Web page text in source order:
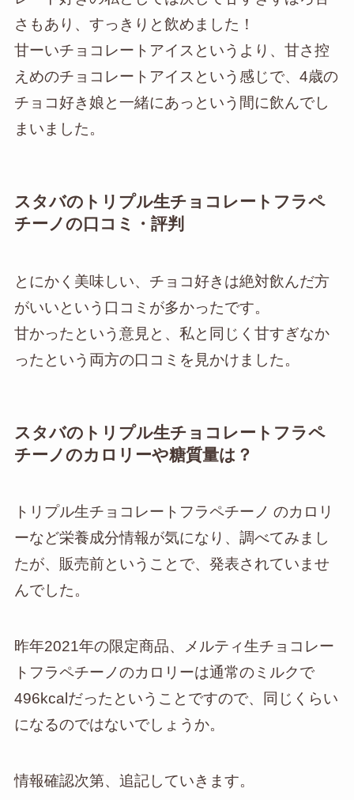
さもあり、すっきりと飲めました！
甘ーいチョコレートアイスというより、甘さ控
えめのチョコレートアイスという感じで、4歳の
チョコ好き娘と一緒にあっという間に飲んでし
まいました。
スタバのトリプル生チョコレートフラペ
チーノの口コミ・評判
とにかく美味しい、チョコ好きは絶対飲んだ方
がいいという口コミが多かったです。
甘かったという意見と、私と同じく甘すぎなか
ったという両方の口コミを見かけました。
スタバのトリプル生チョコレートフラペ
チーノのカロリーや糖質量は？
トリプル生チョコレートフラペチーノ のカロリ
ーなど栄養成分情報が気になり、調べてみまし
たが、販売前ということで、発表されていませ
んでした。
昨年2021年の限定商品、メルティ生チョコレー
トフラペチーノのカロリーは通常のミルクで
496kcalだったということですので、同じくらい
になるのではないでしょうか。
情報確認次第、追記していきます。